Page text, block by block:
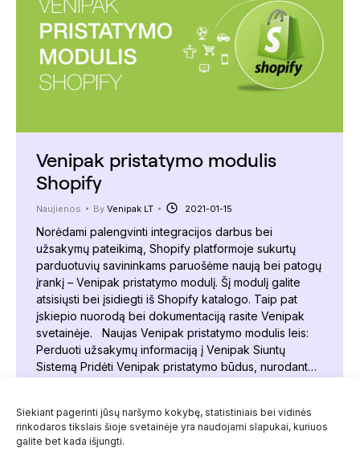
Siekiant pagerinti jūsų naršymo kokybę, statistiniais bei vidinės
rinkodaros tikslais šioje svetainėje yra naudojami slapukai, kuriuos
galite bet kada išjungti.
Venipak pristatymo modulis
Shopify
Naujienos By Venipak LT 2021-01-15
Norėdami palengvinti integracijos darbus bei
užsakymų pateikimą, Shopify platformoje sukurtų
parduotuvių savininkams paruošėme naują bei patogų
įrankį – Venipak pristatymo modulį. Šį modulį galite
atsisiųsti bei įsidiegti iš Shopify katalogo. Taip pat
įskiepio nuorodą bei dokumentaciją rasite Venipak
svetainėje. Naujas Venipak pristatymo modulis leis:
Perduoti užsakymų informaciją į Venipak Siuntų
Sistemą Pridėti Venipak pristatymo būdus, nurodant…
← 1 … 14